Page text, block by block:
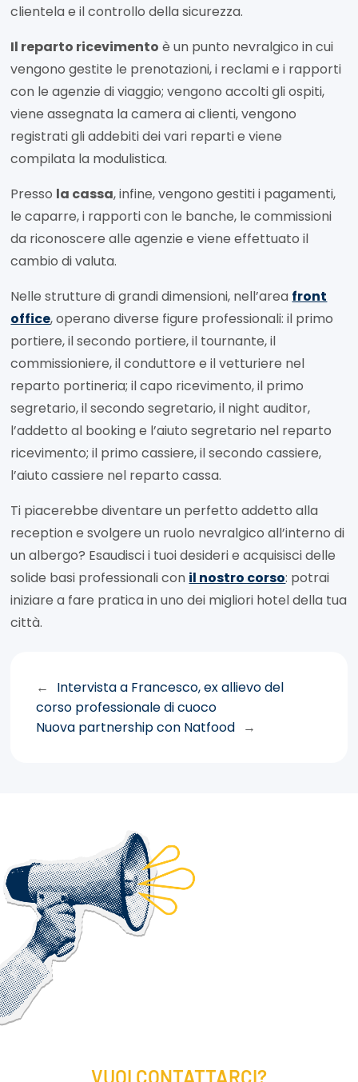
clientela e il controllo della sicurezza.
Il reparto ricevimento è un punto nevralgico in cui
vengono gestite le prenotazioni, i reclami e i rapporti
con le agenzie di viaggio; vengono accolti gli ospiti,
viene assegnata la camera ai clienti, vengono
registrati gli addebiti dei vari reparti e viene
compilata la modulistica.
Presso la cassa, infine, vengono gestiti i pagamenti,
le caparre, i rapporti con le banche, le commissioni
da riconoscere alle agenzie e viene effettuato il
cambio di valuta.
Nelle strutture di grandi dimensioni, nell’area front
office, operano diverse figure professionali: il primo
portiere, il secondo portiere, il tournante, il
commissioniere, il conduttore e il vetturiere nel
reparto portineria; il capo ricevimento, il primo
segretario, il secondo segretario, il night auditor,
l’addetto al booking e l’aiuto segretario nel reparto
ricevimento; il primo cassiere, il secondo cassiere,
l’aiuto cassiere nel reparto cassa.
Ti piacerebbe diventare un perfetto addetto alla
reception e svolgere un ruolo nevralgico all’interno di
un albergo? Esaudisci i tuoi desideri e acquisisci delle
solide basi professionali con il nostro corso: potrai
iniziare a fare pratica in uno dei migliori hotel della tua
città.
←
Intervista a Francesco, ex allievo del
corso professionale di cuoco
Nuova partnership con Natfood →
VUOI CONTATTARCI?